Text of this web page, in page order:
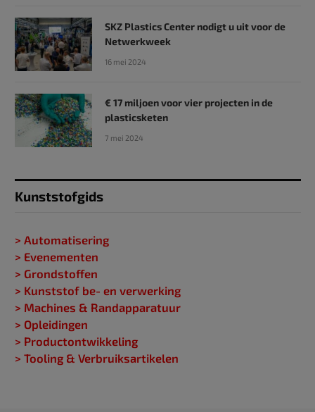
SKZ Plastics Center nodigt u uit voor de
Netwerkweek
16 mei 2024
€ 17 miljoen voor vier projecten in de
plasticsketen
7 mei 2024
Kunststofgids
> Automatisering
> Evenementen
> Grondstoffen
> Kunststof be- en verwerking
> Machines & Randapparatuur
> Opleidingen
> Productontwikkeling
> Tooling & Verbruiksartikelen